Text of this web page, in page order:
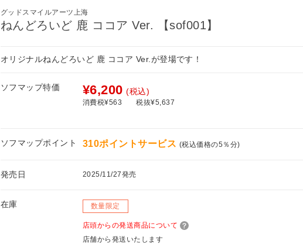
グッドスマイルアーツ上海
ねんどろいど 鹿 ココア Ver. 【sof001】
オリジナルねんどろいど 鹿 ココア Ver.が登場です！
ソフマップ特価 ¥6,200 (税込)
消費税¥563 税抜¥5,637
ソフマップポイント 310ポイントサービス (税込価格の5％分)
発売日 2025/11/27発売
在庫 数量限定
店頭からの発送商品について
店舗から発送いたします